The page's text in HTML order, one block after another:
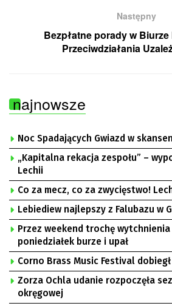
Następny
Bezpłatne porady w
Przeciwdziałania
najnowsze
Noc Spadających Gwiazd w
„Kapitalna rekacja zespołu” –
Lechii
Co za mecz, co za zwycięstwo!
Lebiediew najlepszy z Falubazu w
Przez weekend trochę
poniedziałek burze i upał
Corno Brass Music Festival
Zorza Ochla udanie rozpoczęła
okręgowej